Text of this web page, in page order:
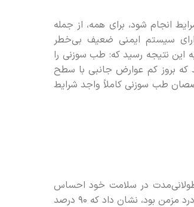
شود، برای همه، از جمله
دارای سیستم ایمنی ضعیف بی‌خطر
که در مجله پزشکی بریتانیا در سال 2021 منتشر شد به این نتیجه رسید که: طب سوزنی را
که بروز کم عوارض جانبی با سطح
طب سوزنی کاملاً واجد شرایط
طولانی‌مدت در سلامت خود احساس
می‌کنند. در یک مطالعه متاآنالیز بزرگ در سال 2017 که شامل 29 کارآزمایی و 17922 بیمار مبتلا به درد مزمن بود، نشان داد که 90 درصد